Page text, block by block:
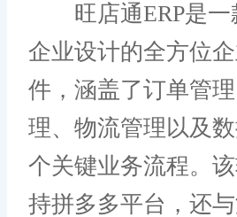
旺店通ERP是一
企业设计的全方位
件，涵盖了订单管
理、物流管理以及
个关键业务流程。
持拼多多平台，还